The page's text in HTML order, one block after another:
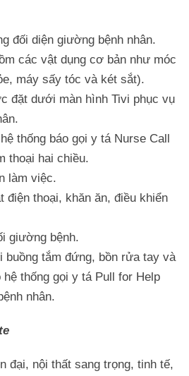
đối diện giường bệnh nhân.
các vật dụng cơ bản như móc
máy sấy tóc và két sắt).
đặt dưới màn hình Tivi phục vụ
thống báo gọi y tá Nurse Call
thoại hai chiều.
làm việc.
điện thoại, khăn ăn, điều khiển
giường bệnh.
buồng tắm đứng, bồn rửa tay và
thống gọi y tá Pull for Help
nhân.
đại, nội thất sang trọng, tinh tế,